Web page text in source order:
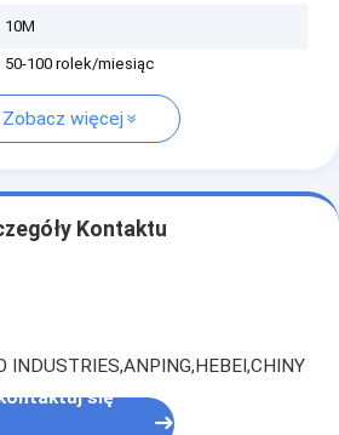
10M
50-100 rolek/miesiąc
Zobacz więcej
Kontaktu
INDUSTRIES,ANPING,HEBEI,CHINY
się